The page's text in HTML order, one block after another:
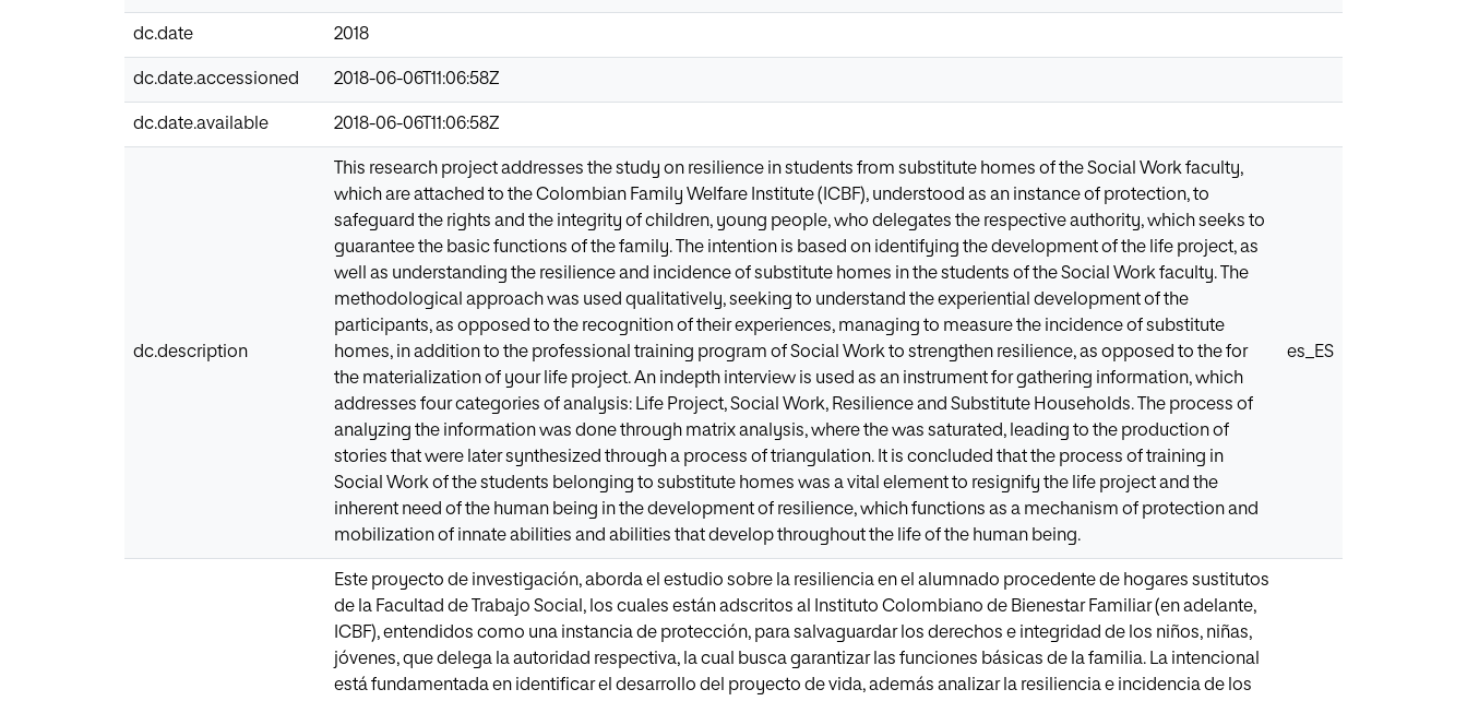
dc.date 2018
dc.date.accessioned 2018-06-06T11:06:58Z
dc.date.available 2018-06-06T11:06:58Z
dc.description
This research project addresses the study on resilience in students from substitute homes of the Social Work faculty,
which are attached to the Colombian Family Welfare Institute (ICBF), understood as an instance of protection, to
safeguard the rights and the integrity of children, young people, who delegates the respective authority, which seeks to
guarantee the basic functions of the family. The intention is based on identifying the development of the life project, as
well as understanding the resilience and incidence of substitute homes in the students of the Social Work faculty. The
methodological approach was used qualitatively, seeking to understand the experiential development of the
participants, as opposed to the recognition of their experiences, managing to measure the incidence of substitute
homes, in addition to the professional training program of Social Work to strengthen resilience, as opposed to the for
the materialization of your life project. An indepth interview is used as an instrument for gathering information, which
addresses four categories of analysis: Life Project, Social Work, Resilience and Substitute Households. The process of
analyzing the information was done through matrix analysis, where the was saturated, leading to the production of
stories that were later synthesized through a process of triangulation. It is concluded that the process of training in
Social Work of the students belonging to substitute homes was a vital element to resignify the life project and the
inherent need of the human being in the development of resilience, which functions as a mechanism of protection and
mobilization of innate abilities and abilities that develop throughout the life of the human being.
es_ES
Este proyecto de investigación, aborda el estudio sobre la resiliencia en el alumnado procedente de hogares sustitutos
de la Facultad de Trabajo Social, los cuales están adscritos al Instituto Colombiano de Bienestar Familiar (en adelante,
ICBF), entendidos como una instancia de protección, para salvaguardar los derechos e integridad de los niños, niñas,
jóvenes, que delega la autoridad respectiva, la cual busca garantizar las funciones básicas de la familia. La intencional
está fundamentada en identificar el desarrollo del proyecto de vida, además analizar la resiliencia e incidencia de los